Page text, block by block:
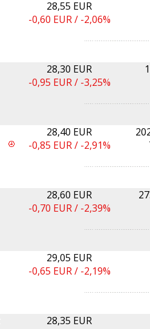
28,55 EUR
-0,60 EUR / -2,06%
28,30 EUR
-0,95 EUR / -3,25%
28,40 EUR
-0,85 EUR / -2,91%
28,60 EUR
-0,70 EUR / -2,39%
29,05 EUR
-0,65 EUR / -2,19%
28,35 EUR